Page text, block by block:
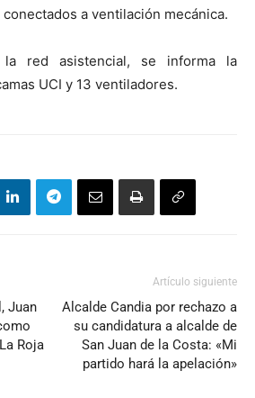
a ventilación mecánica.
red asistencial, se informa la
UCI y 13 ventiladores.
Juan
Roja
Artículo siguiente
Alcalde Candia por rechazo a
su candidatura a alcalde de
San Juan de la Costa: «Mi
partido hará la apelación»